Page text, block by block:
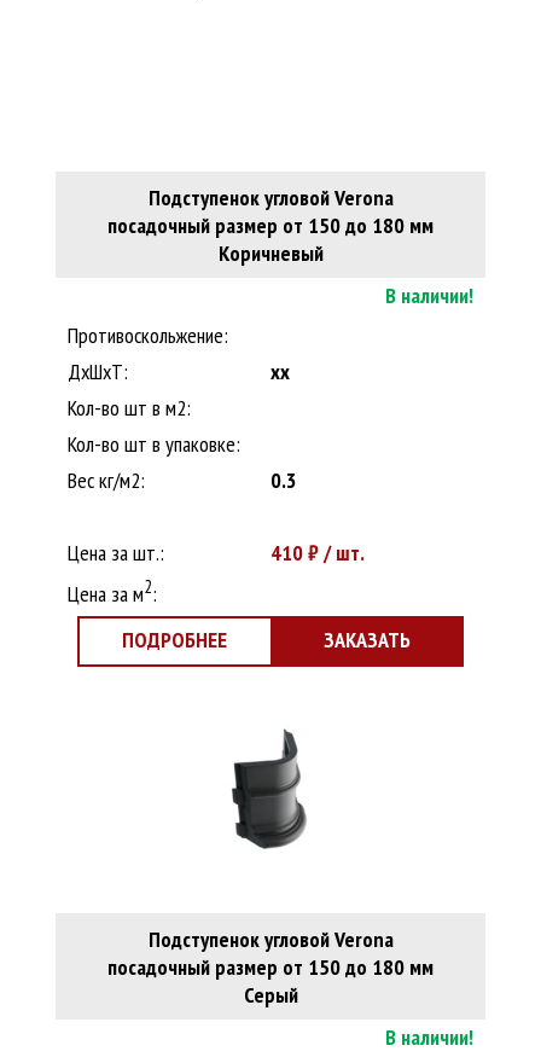
Подступенок угловой Verona
посадочный размер от 150 до 180 мм
Коричневый
В наличии!
Противоскольжение:
ДxШхТ:
xx
Кол-во шт в м2:
Кол-во шт в упаковке:
Вес кг/м2:
0.3
Цена за шт.: 410₽ / шт.
Цена за м2:
ПОДРОБНЕЕ ЗАКАЗАТЬ
Подступенок угловой Verona
посадочный размер от 150 до 180 мм
Серый
В наличии!